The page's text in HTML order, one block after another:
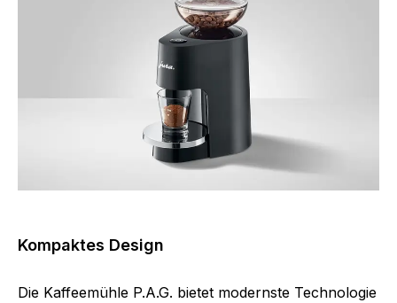
Kompaktes Design
Die Kaffeemühle P.A.G. bietet modernste Technologie